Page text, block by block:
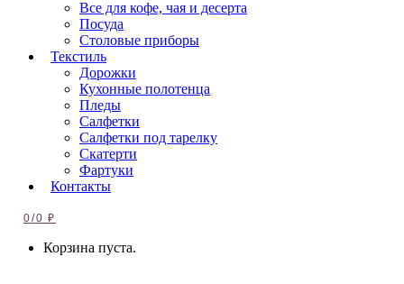
Все для кофе, чая и десерта
Посуда
Столовые приборы
Текстиль
Дорожки
Кухонные полотенца
Пледы
Салфетки
Салфетки под тарелку
Скатерти
Фартуки
Контакты
0/0₽
Корзина пуста.